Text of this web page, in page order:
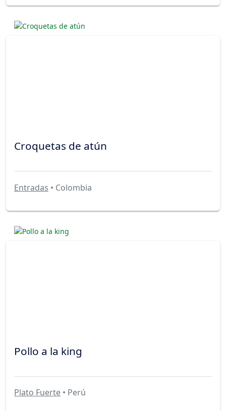
Croquetas de atún
Entradas • Colombia
Pollo a la king
Plato Fuerte • Perú